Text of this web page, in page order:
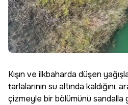
Kışın ve ilkbaharda düşen
tarlalarının su altında kaldığını,
çizmeyle bir bölümünü